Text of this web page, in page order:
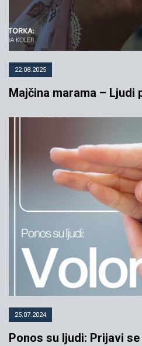
22.08.2025
Majčina marama – Ljudi
25.07.2024
Ponos su ljudi: Prijavi